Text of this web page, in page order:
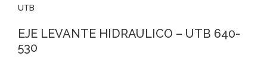
UTB
EJE LEVANTE HIDRAULICO – UTB 640-
530